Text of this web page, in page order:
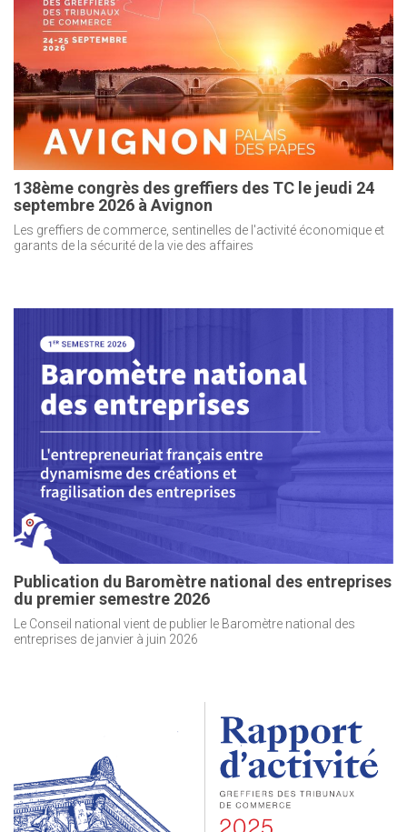
138ème congrès des greffiers des TC le jeudi 24
septembre 2026 à Avignon
Les greffiers de commerce, sentinelles de l'activité économique et
garants de la sécurité de la vie des affaires
Publication du Baromètre national des entreprises
du premier semestre 2026
Le Conseil national vient de publier le Baromètre national des
entreprises de janvier à juin 2026